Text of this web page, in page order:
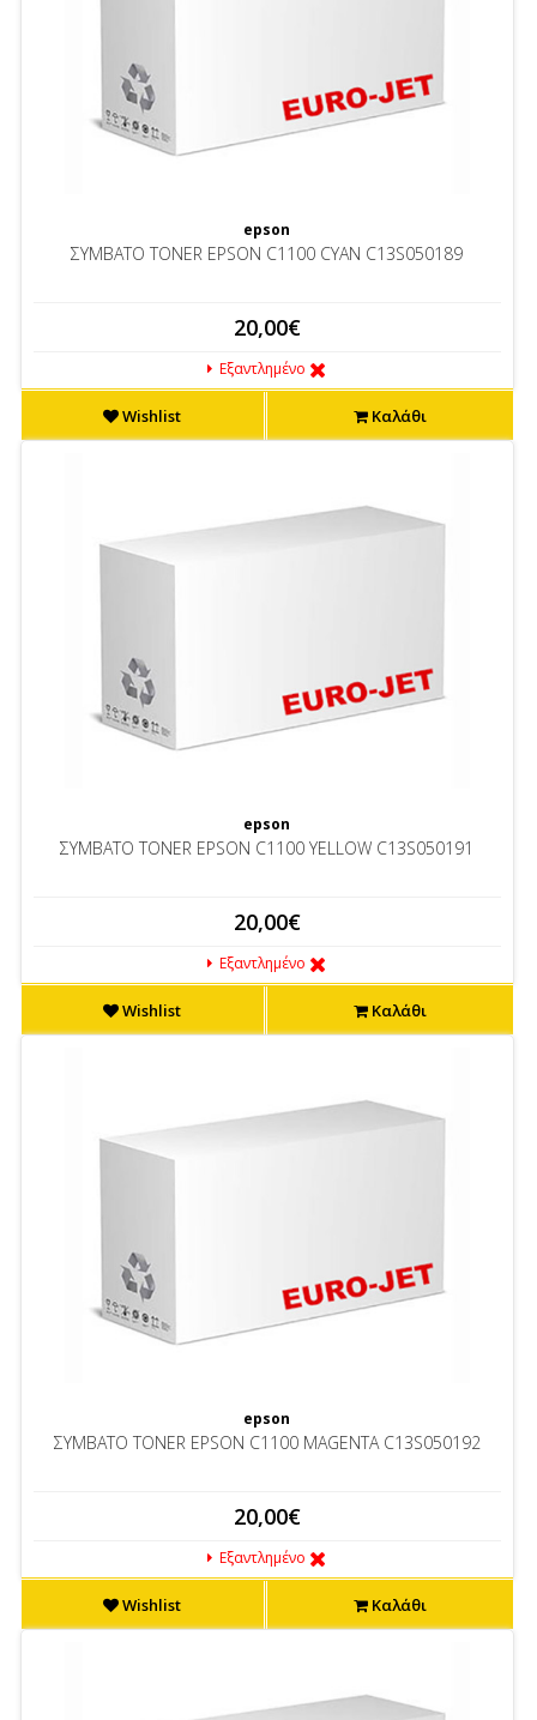
epson
ΣΥΜΒΑΤΟ TONER EPSON C1100 CYAN C13S050189
20,00€
Εξαντλημένο
Wishlist Καλάθι
epson
ΣΥΜΒΑΤΟ TONER EPSON C1100 YELLOW C13S050191
20,00€
Εξαντλημένο
Wishlist Καλάθι
epson
ΣΥΜΒΑΤΟ TONER EPSON C1100 MAGENTA C13S050192
20,00€
Εξαντλημένο
Wishlist Καλάθι